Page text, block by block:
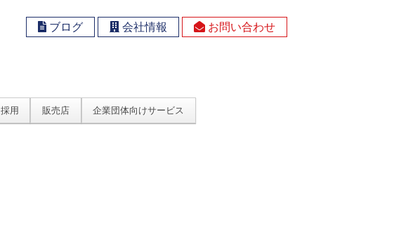
ブログ 会社情報 お問い合わせ
採用 販売店 企業団体向けサービス